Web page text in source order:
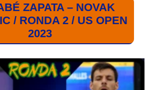
ZAPATA – NOVAK
/ RONDA 2 / US OPEN
2023